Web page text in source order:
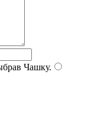
Чашку.